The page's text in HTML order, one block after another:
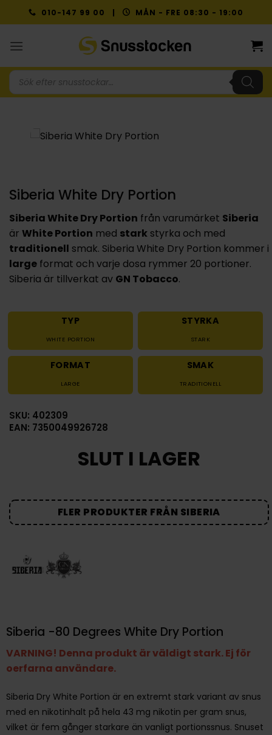
to
010-147 99 00 | MÅN - FRE 08:30 - 19:00
Produktsökning
Siberia White Dry Portion
Siberia White Dry Portion från varumärket Siberia
är White Portion med stark styrka och med
traditionell smak. Siberia White Dry Portion kommer i
large format och varje dosa rymmer 20 portioner.
Siberia är tillverkat av GN Tobacco.
TYP
WHITE PORTION
STYRKA
STARK
FORMAT
LARGE
SMAK
TRADITIONELL
SKU: 402309
EAN: 7350049926728
SLUT I LAGER
FLER PRODUKTER FRÅN SIBERIA
Siberia -80 Degrees White Dry Portion
VARNING! Denna produkt är väldigt stark. Ej för
oerfarna användare.
Siberia Dry White Portion är en extremt stark variant av snus
med en nikotinhalt på hela 43 mg nikotin per gram snus,
vilket är fem gånger starkare än vanligt portionssnus. Snuset